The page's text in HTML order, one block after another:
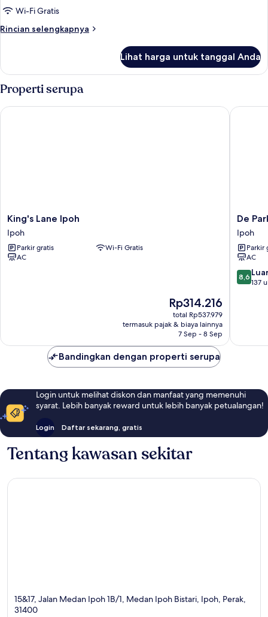
Deluxe
Room
bed
Wi-Fi Gratis
Rincian selengkapnya
Rincian
Deluxe
Room
2
Single
bed
Lihat harga untuk tanggal Anda
Properti serupa
King's
Lane
Ipoh
Ipoh
King's Lane Ipoh
Ipoh
Parkir gratis
Wi-Fi Gratis
AC
Harga
sekarang
Rp314.216
Rp314.216
total Rp537.979
termasuk pajak & biaya lainnya
7 Sep - 8 Sep
King's Lane Ipoh
De
Hotel
Ipoh
De
Ipoh
Parkir
AC
8.6
dari
8,6
137
De
Bandingkan dengan properti serupa
Login untuk melihat diskon dan manfaat yang memenuhi
syarat. Lebih banyak reward untuk lebih banyak petualangan!
Login Daftar sekarang, gratis
Tentang kawasan sekitar
15&17, Jalan Medan Ipoh 1B/1, Medan Ipoh Bistari, Ipoh, Perak,
31400